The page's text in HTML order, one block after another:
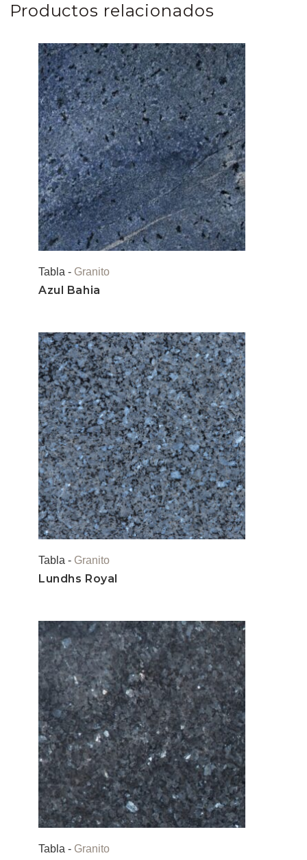
Productos relacionados
Tabla - Granito
Azul Bahia
Tabla - Granito
Lundhs Royal
Tabla - Granito